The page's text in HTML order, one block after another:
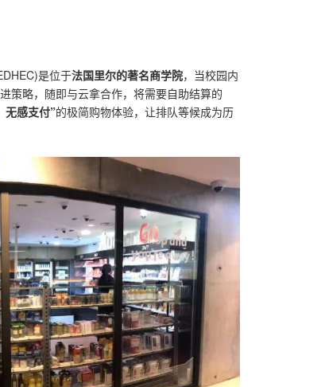
是位于法国里尔的著名商学院，当校园内
策略，随即与云拿合作，将需要自助结算的
无感支付”的极简购物体验，让排队等候成为历